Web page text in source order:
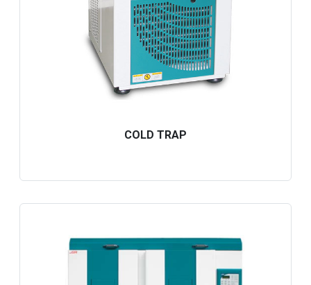
COLD TRAP